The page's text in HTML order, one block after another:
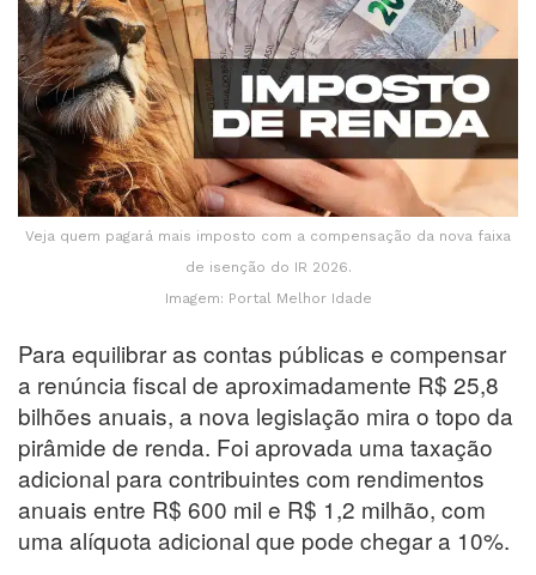
Veja quem pagará mais imposto com a compensação da nova faixa
de isenção do IR 2026.
Imagem: Portal Melhor Idade
Para equilibrar as contas públicas e compensar
a renúncia fiscal de aproximadamente R$ 25,8
bilhões anuais, a nova legislação mira o topo da
pirâmide de renda. Foi aprovada uma taxação
adicional para contribuintes com rendimentos
anuais entre R$ 600 mil e R$ 1,2 milhão, com
uma alíquota adicional que pode chegar a 10%.